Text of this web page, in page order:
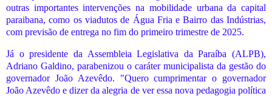
outras importantes intervenções na mobilidade urbana da capital
paraibana, como os viadutos de Água Fria e Bairro das Indústrias,
com previsão de entrega no fim do primeiro trimestre de 2025.
Já o presidente da Assembleia Legislativa da Paraíba (ALPB),
Adriano Galdino, parabenizou o caráter municipalista da gestão do
governador João Azevêdo. "Quero cumprimentar o governador
João Azevêdo e dizer da alegria de ver essa nova pedagogia política